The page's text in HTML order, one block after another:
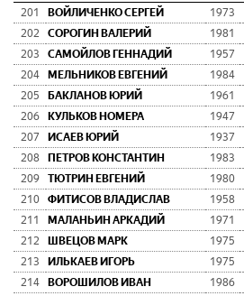
201 ВОЙЛИЧЕНКО СЕРГЕЙ 1973
202
СОРОГИН ВАЛЕРИЙ 1981
203
САМОЙЛОВ ГЕННАДИЙ 1957
204
МЕЛЬНИКОВ ЕВГЕНИЙ 1984
205
БАКЛАНОВ ЮРИЙ 1961
206
КУЛЬКОВ НОМЕРА 1947
207
ИСАЕВ ЮРИЙ 1937
208
ПЕТРОВ КОНСТАНТИН 1983
209
ТЮТРИН ЕВГЕНИЙ 1980
210
ФИТИСОВ ВЛАДИСЛАВ 1958
211
МАЛАНЬИН АРКАДИЙ 1971
212
ШВЕЦОВ МАРК 1975
213
ИЛЬКАЕВ ИГОРЬ 1975
214
ВОРОШИЛОВ ИВАН 1986